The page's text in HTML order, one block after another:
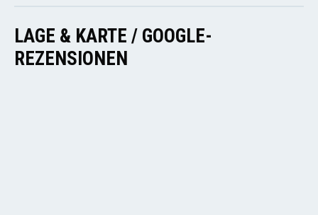
LAGE & KARTE / GOOGLE-
REZENSIONEN